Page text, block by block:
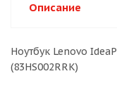
Описание
Ноутбук Lenovo
(83HS002RRK)